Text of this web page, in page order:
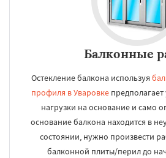
Балконные
Остекление балкона используя
профиля в Уваровке
нагрузки на основание и само
основание балкона находится в
состоянии, нужно произвести
балконной плиты/перил до